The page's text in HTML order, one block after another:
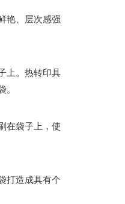
艳、层次感强
上。热转印具
在袋子上，使
打造成具有个